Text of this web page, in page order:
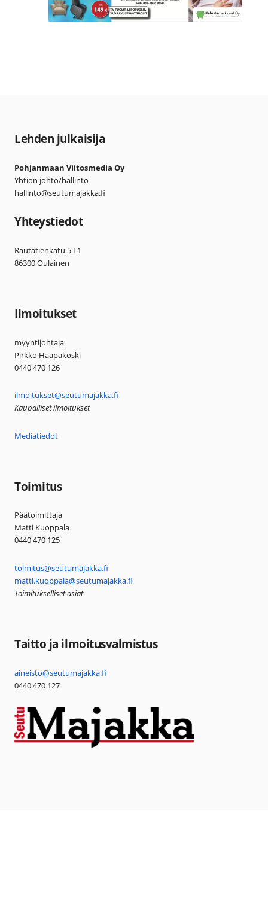
Lehden julkaisija
Pohjanmaan Viitosmedia Oy
Yhtiön johto/hallinto
hallinto@seutumajakka.fi
Yhteystiedot
Rautatienkatu 5 L1
86300 Oulainen
Ilmoitukset
myyntijohtaja
Pirkko Haapakoski
0440 470 126
ilmoitukset@seutumajakka.fi
Kaupalliset ilmoitukset
Mediatiedot
Toimitus
Päätoimittaja
Matti Kuoppala
0440 470 125
toimitus@seutumajakka.fi
matti.kuoppala@seutumajakka.fi
Toimitukselliset asiat
Taitto ja ilmoitusvalmistus
aineisto@seutumajakka.fi
0440 470 127